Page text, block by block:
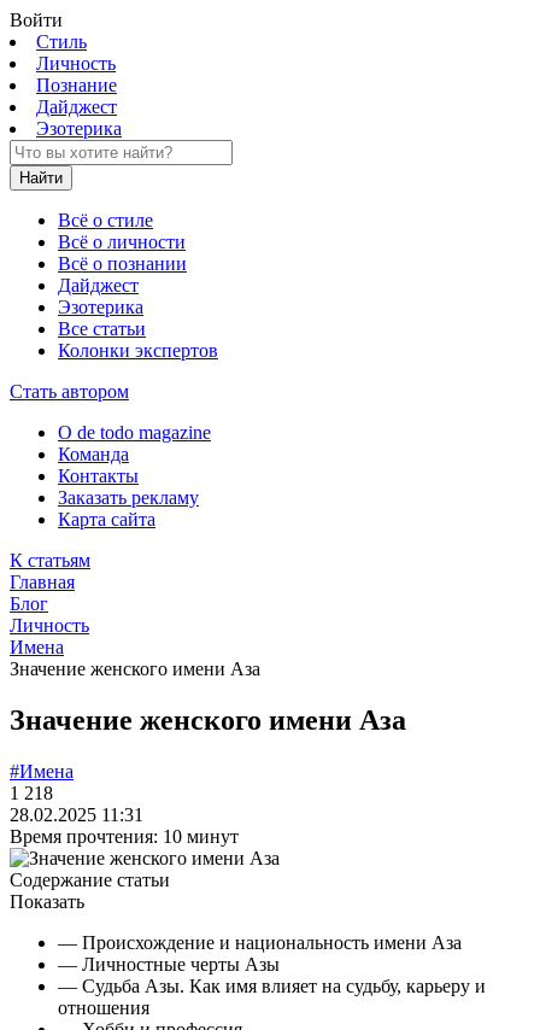
Войти
Стиль
Личность
Познание
Дайджест
Эзотерика
Найти
Всё о стиле
Всё о личности
Всё о познании
Дайджест
Эзотерика
Все статьи
Колонки экспертов
Стать автором
О de todo magazine
Команда
Контакты
Заказать рекламу
Карта сайта
К статьям
Главная
Блог
Личность
Имена
Значение женского имени Аза
Значение женского имени Аза
#Имена
1 218
28.02.2025 11:31
Время прочтения: 10 минут
Содержание статьи
Показать
— Происхождение и национальность имени Аза
— Личностные черты Азы
— Судьба Азы. Как имя влияет на судьбу, карьеру и
отношения